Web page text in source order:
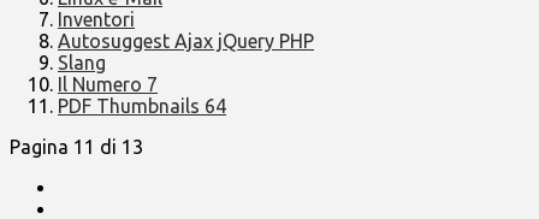
Inventori
Autosuggest Ajax jQuery PHP
Slang
Il Numero 7
PDF Thumbnails 64
Pagina 11 di 13